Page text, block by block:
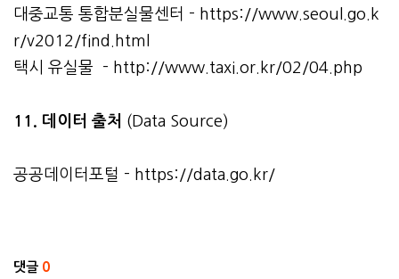
대중교통 통합분실물센터 - https://www.seoul.go.k
r/v2012/find.html
택시 유실물 - http://www.taxi.or.kr/02/04.php
11. 데이터 출처 (Data Source)
공공데이터포털 - https://data.go.kr/
댓글 0